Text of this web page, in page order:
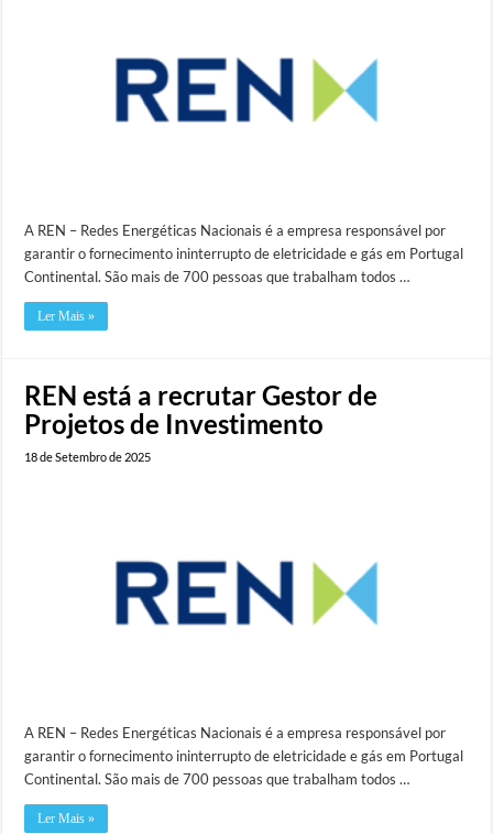
A REN – Redes Energéticas Nacionais é a empresa responsável por
garantir o fornecimento ininterrupto de eletricidade e gás em Portugal
Continental. São mais de 700 pessoas que trabalham todos …
Ler Mais »
REN está a recrutar Gestor de
Projetos de Investimento
18 de Setembro de 2025
A REN – Redes Energéticas Nacionais é a empresa responsável por
garantir o fornecimento ininterrupto de eletricidade e gás em Portugal
Continental. São mais de 700 pessoas que trabalham todos …
Ler Mais »